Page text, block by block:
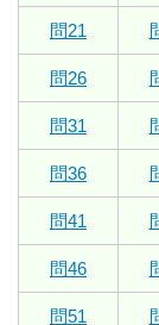
問21
問26
問31
問36
問41
問46
問51